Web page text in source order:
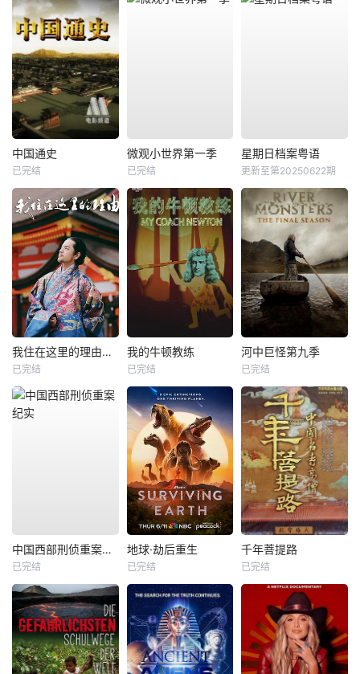
中国通史
已完结
微观小世界第一季
已完结
星期日档案粤语
更新至第20250622期
我住在这里的理由第二季
已完结
我的牛顿教练
已完结
河中巨怪第九季
已完结
中国西部刑侦重案纪实
已完结
地球·劫后重生
已完结
千年菩提路
已完结